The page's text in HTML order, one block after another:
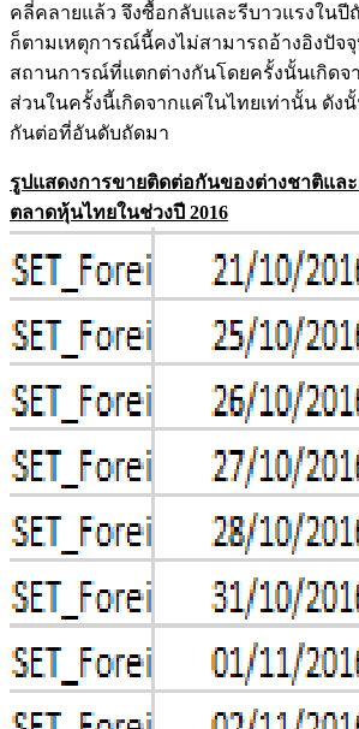
คลี่คลายแล้ว จึงซื้อกลับและรีบาวแรงในปีถั
ก็ตามเหตุการณ์นี้คงไม่สามารถอ้างอิงปัจจุ
สถานการณ์ที่แตกต่างกันโดยครั้งนั้นเกิด
ส่วนในครั้งนี้เกิดจากแค่ในไทยเท่านั้น ดัง
กันต่อที่อันดับถัดมา
รูปแสดงการขายติดต่อกันของต่างชาติแล
ตลาดหุ้นไทยในช่วงปี 2016